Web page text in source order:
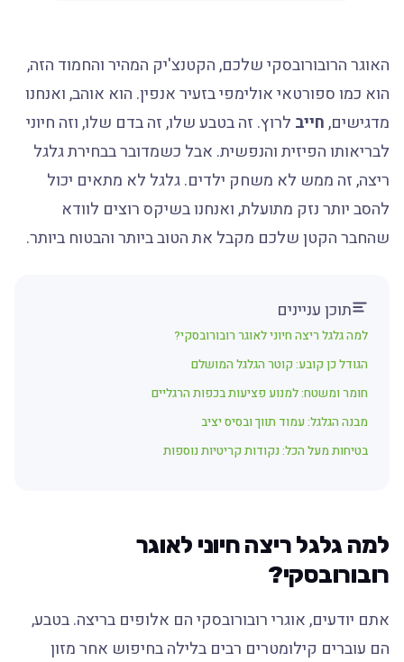
האוגר הרובורובסקי שלכם, הקטנצ'יק המהיר והחמוד הזה,
הוא כמו ספורטאי אולימפי בזעיר אנפין. הוא אוהב, ואנחנו
מדגישים,חייבלרוץ. זה בטבע שלו, זה בדם שלו, וזה חיוני
לבריאותו הפיזית והנפשית. אבל כשמדובר בבחירת גלגל
ריצה, זה ממש לא משחק ילדים. גלגל לא מתאים יכול
להסב יותר נזק מתועלת, ואנחנו בשיקס רוצים לוודא
שהחבר הקטן שלכם מקבל את הטוב ביותר והבטוח ביותר.
תוכן עניינים
למה גלגל ריצה חיוני לאוגר רובורובסקי?
הגודל כן קובע: קוטר הגלגל המושלם
חומר ומשטח: למנוע פציעות בכפות הרגליים
מבנה הגלגל: עמוד תווך ובסיס יציב
בטיחות מעל הכל: נקודות קריטיות נוספות
למה גלגל ריצה חיוני לאוגר
רובורובסקי?
אתם יודעים, אוגרי רובורובסקי הם אלופים בריצה. בטבע,
הם עוברים קילומטרים רבים בלילה בחיפוש אחר מזון